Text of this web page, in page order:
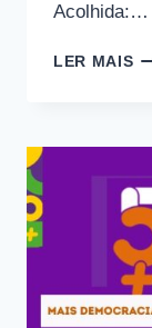
Acolhida:…
LER MAISO
UM
E